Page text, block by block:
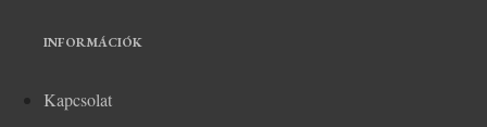
INFORMÁCIÓK
Kapcsolat